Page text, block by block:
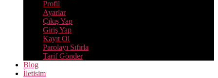
Profil
Ayarlar
Çıkış Yap
Giriş Yap
Kayıt Ol
Parolayı Sıfırla
Tarif Gönder
Blog
İletisim